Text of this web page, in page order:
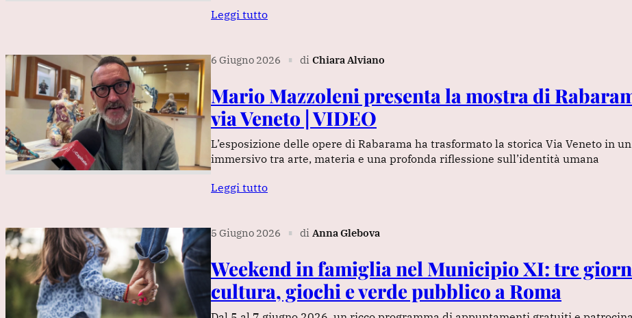
Leggi tutto
6 Giugno 2026 ∎ di Chiara Alviano
Mario Mazzoleni presenta la mostra di
via Veneto | VIDEO
L’esposizione delle opere di Rabarama ha trasformato la storica Via Veneto in
immersivo tra arte, materia e una profonda riflessione sull’identità umana
Leggi tutto
5 Giugno 2026 ∎ di Anna Glebova
Weekend in famiglia nel Municipio XI: tre
cultura, giochi e verde pubblico a Roma